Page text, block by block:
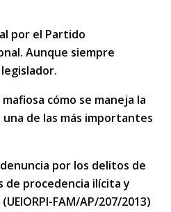
por el Partido
Aunque siempre
cómo se maneja la
de las más importantes
por los delitos de
de procedencia ilícita y
FAM/AP/207/2013)